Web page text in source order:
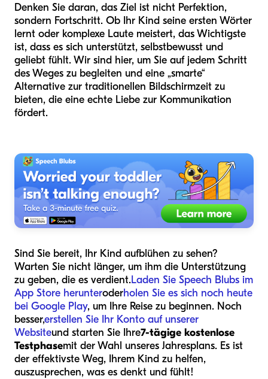
Denken Sie daran, das Ziel ist nicht Perfektion,
sondern Fortschritt. Ob Ihr Kind seine ersten Wörter
lernt oder komplexe Laute meistert, das Wichtigste
ist, dass es sich unterstützt, selbstbewusst und
geliebt fühlt. Wir sind hier, um Sie auf jedem Schritt
des Weges zu begleiten und eine „smarte“
Alternative zur traditionellen Bildschirmzeit zu
bieten, die eine echte Liebe zur Kommunikation
fördert.
Sind Sie bereit, Ihr Kind aufblühen zu sehen?
Warten Sie nicht länger, um ihm die Unterstützung
zu geben, die es verdient.Laden Sie Speech Blubs im
App Store herunteroderholen Sie es sich noch heute
bei Google Play, um Ihre Reise zu beginnen. Noch
besser,erstellen Sie Ihr Konto auf unserer
Websiteund starten Sie Ihre7-tägige kostenlose
Testphasemit der Wahl unseres Jahresplans. Es ist
der effektivste Weg, Ihrem Kind zu helfen,
auszusprechen, was es denkt und fühlt!